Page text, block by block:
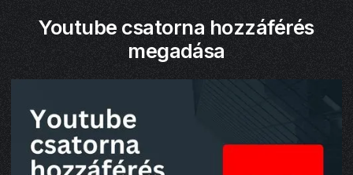
Youtube csatorna hozzáférés
megadása